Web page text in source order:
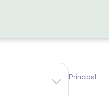
Principal